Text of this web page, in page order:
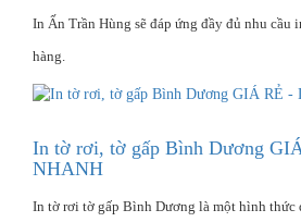
In Ấn Trần Hùng sẽ đáp ứng đầy đủ nhu cầu
hàng.
In tờ rơi, tờ gấp Bình Dương
NHANH
In tờ rơi tờ gấp Bình Dương là một hình thức